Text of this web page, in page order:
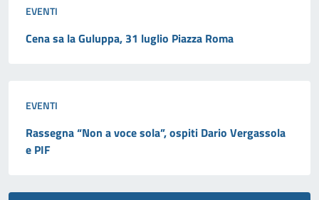
EVENTI
Cena sa la Guluppa, 31 luglio Piazza Roma
EVENTI
Rassegna “Non a voce sola”, ospiti Dario Vergassola
e PIF